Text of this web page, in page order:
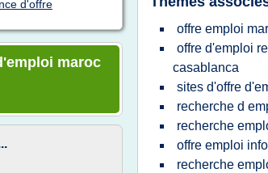
d'offre
maroc
offre emploi
offre d'emploi
casablanca
sites d'offre
recherche d
recherche
offre emploi
recherche